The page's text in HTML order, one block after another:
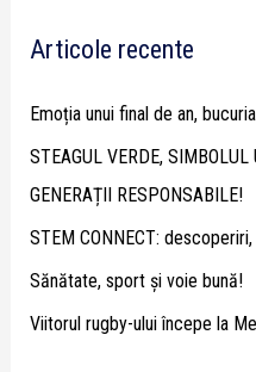
c
o
r
:
Articole recente
Emoția unui final de an,
STEAGUL VERDE, SIMBOLUL
GENERAȚII RESPONSABILE!
STEM CONNECT:
Sănătate, sport și voie bună!
Viitorul rugby-ului începe la